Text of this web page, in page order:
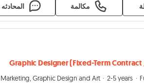
مكالمة المحادثه
Graphic Designer (Fixed-Term
Marketing, Graphic Design and Art 2-5 years